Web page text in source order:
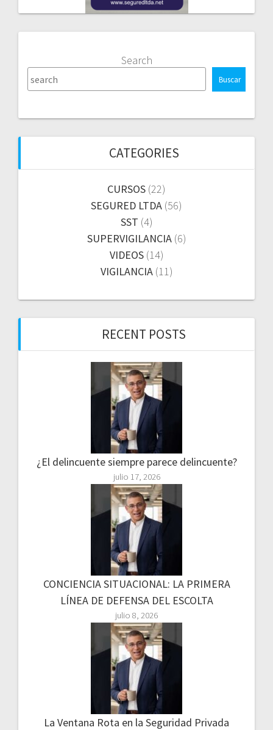
Search
Buscar
CATEGORIES
CURSOS (22)
SEGURED LTDA (56)
SST (4)
SUPERVIGILANCIA(6)
VIDEOS(14)
VIGILANCIA(11)
RECENT POSTS
¿El delincuente siempre parece delincuente?
julio 17, 2026
CONCIENCIA SITUACIONAL: LA PRIMERA
LÍNEA DE DEFENSA DEL ESCOLTA
julio 8, 2026
La Ventana Rota en la Seguridad Privada